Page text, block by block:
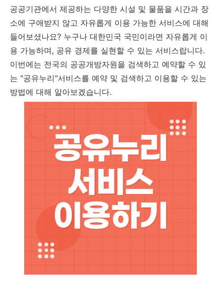
공공기관에서 제공하는 다양한 시설 및 물품을 시간과 장
소에 구애받지 않고 자유롭게 이용 가능한 서비스에 대해
들어보셨나요? 누구나 대한민국 국민이라면 자유롭게 이
용 가능하며, 공유 경제를 실현할 수 있는 서비스랍니다.
이번에는 전국의 공공개방자원을 검색하고 예약할 수 있
는 "공유누리"서비스를 예약 및 검색하고 이용할 수 있는
방법에 대해 알아보겠습니다.